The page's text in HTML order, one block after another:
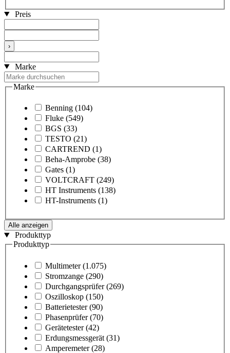
Preis
›
Marke
Marke
Benning (104)
Fluke (549)
BGS (33)
TESTO (21)
CARTREND (1)
Beha-Amprobe (38)
Gates (1)
VOLTCRAFT (249)
HT Instruments (138)
HT-Instruments (1)
Alle anzeigen
Produkttyp
Produkttyp
Multimeter (1.075)
Stromzange (290)
Durchgangsprüfer (269)
Oszilloskop (150)
Batterietester (90)
Phasenprüfer (70)
Gerätetester (42)
Erdungsmessgerät (31)
Amperemeter (28)